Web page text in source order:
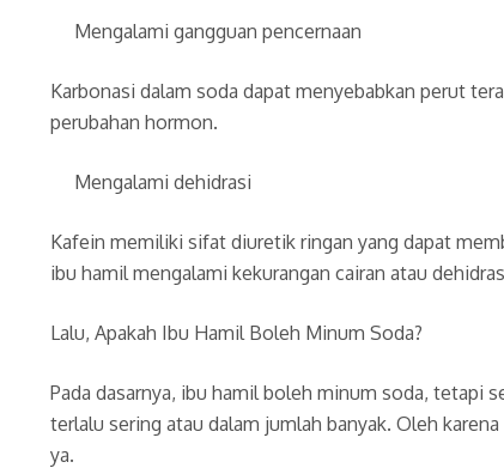
Mengalami gangguan pencernaan
Karbonasi dalam soda dapat menyebabkan perut
perubahan hormon.
Mengalami dehidrasi
Kafein memiliki sifat diuretik ringan yang dapat
ibu hamil mengalami kekurangan cairan atau
Lalu, Apakah Ibu Hamil Boleh Minum Soda?
Pada dasarnya, ibu hamil boleh minum soda, tetapi
terlalu sering atau dalam jumlah banyak. Oleh
ya.